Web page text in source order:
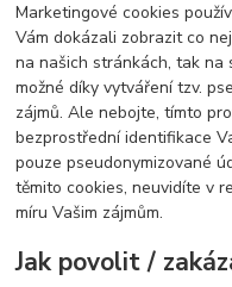
Marketingové cookies
Vám dokázali zobrazit co
na našich stránkách, tak
možné díky vytváření tzv.
zájmů. Ale nebojte, tímto
bezprostřední identifikace
pouze pseudonymizované
těmito cookies, neuvidíte v
míru Vašim zájmům.
Jak povolit /